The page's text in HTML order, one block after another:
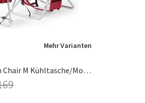
Mehr Varianten
Roxy Beach Chair M Kühltasche/Mobile Pocket Rot